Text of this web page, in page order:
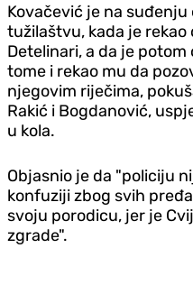
Kovačević je na
tužilaštvu, kada je
Detelinari, a da je
tome i rekao mu da
njegovim riječima,
Rakić i Bogdanović,
u kola.
Objasnio je da "policiju
konfuziji zbog svih
svoju porodicu, jer je
zgrade".